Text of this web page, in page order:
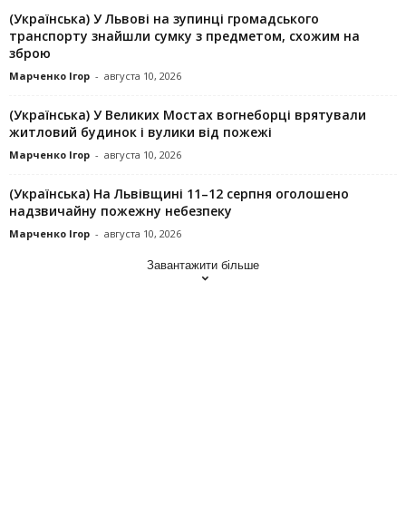
(Українська) У Львові на зупинці громадського
транспорту знайшли сумку з предметом, схожим на
зброю
Марченко Ігор - августа 10, 2026
(Українська) У Великих Мостах вогнеборці врятували
житловий будинок і вулики від пожежі
Марченко Ігор - августа 10, 2026
(Українська) На Львівщині 11–12 серпня оголошено
надзвичайну пожежну небезпеку
Марченко Ігор - августа 10, 2026
Завантажити більше